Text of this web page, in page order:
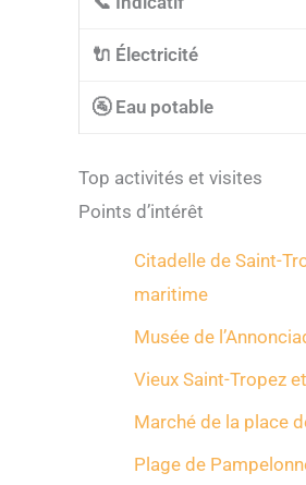
🔌 Électricité
🚰 Eau potable
Top activités et visites
Points d’intérêt
Citadelle de Saint-
maritime
Musée de
Vieux Saint-Tropez
Marché de la place
Plage de